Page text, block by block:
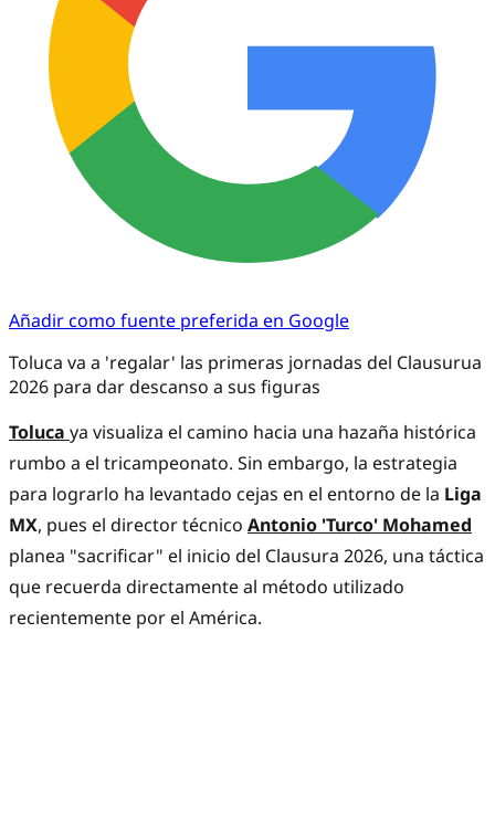
Añadir como fuente preferida en Google
Toluca va a 'regalar' las primeras jornadas del Clausurua
2026 para dar descanso a sus figuras
Toluca ya visualiza el camino hacia una hazaña histórica
rumbo a el tricampeonato. Sin embargo, la estrategia
para lograrlo ha levantado cejas en el entorno de la Liga
MX, pues el director técnico Antonio 'Turco' Mohamed
planea "sacrificar" el inicio del Clausura 2026, una táctica
que recuerda directamente al método utilizado
recientemente por el América.